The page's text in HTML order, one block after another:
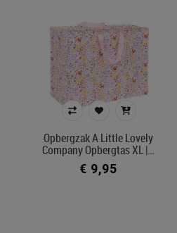
toepassenOpbergzak A Little Lovely
Company Opbergtas XL |…
€ 9,95